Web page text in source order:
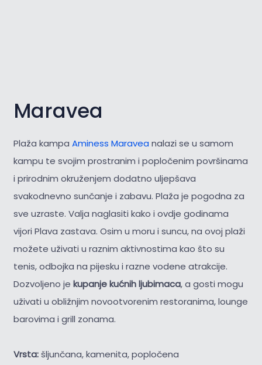
Maravea
Plaža kampa Aminess Maravea nalazi se u samom
kampu te svojim prostranim i popločenim površinama
i prirodnim okruženjem dodatno uljepšava
svakodnevno sunčanje i zabavu. Plaža je pogodna za
sve uzraste. Valja naglasiti kako i ovdje godinama
vijori Plava zastava. Osim u moru i suncu, na ovoj plaži
možete uživati u raznim aktivnostima kao što su
tenis, odbojka na pijesku i razne vodene atrakcije.
Dozvoljeno je kupanje kućnih ljubimaca, a gosti mogu
uživati u obližnjim novootvorenim restoranima, lounge
barovima i grill zonama.
Vrsta:šljunčana, kamenita, popločena